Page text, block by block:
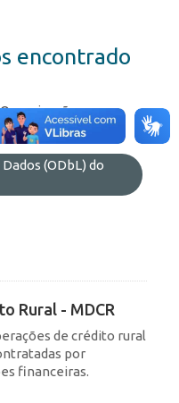
encontrado
Organizações:
(ODbL) do
Rural - MDCR
de crédito rural
por
financeiras.